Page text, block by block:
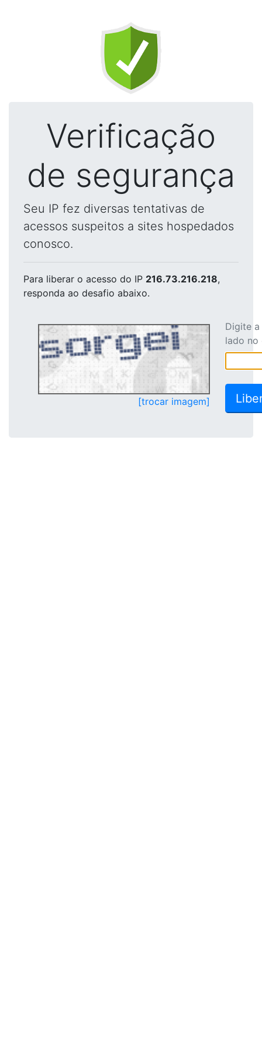
Verificação
de segurança
Seu IP fez diversas tentativas de
acessos suspeitos a sites hospedados
conosco.
Para liberar o acesso do IP 216.73.216.218,
responda ao desafio abaixo.
[trocar imagem]
Digite
lado no